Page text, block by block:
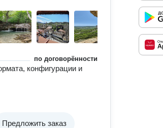
по договорённости
конфигурации и
Предложить заказ